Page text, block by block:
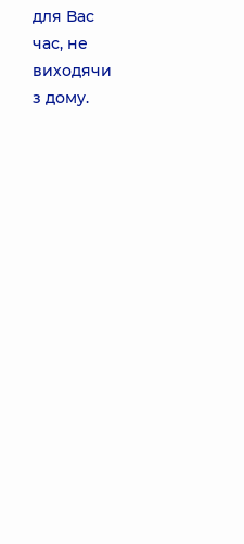
для Вас
час, не
виходячи
з дому.